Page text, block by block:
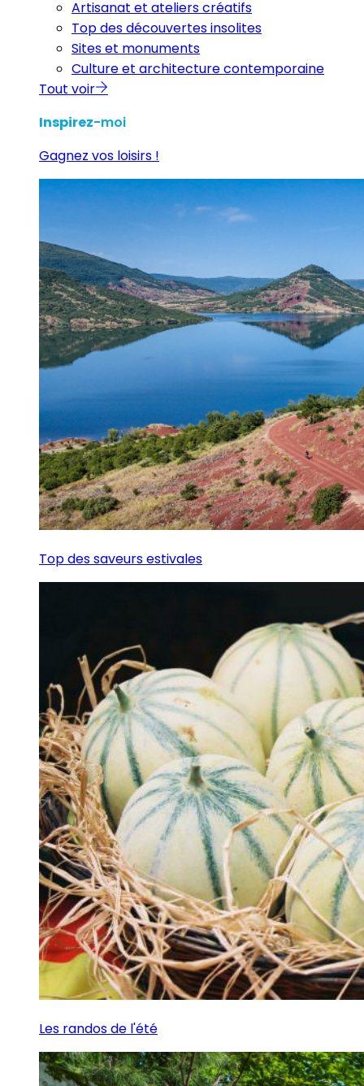
Artisanat et ateliers créatifs
Top des découvertes insolites
Sites et monuments
Culture et architecture contemporaine
Tout voir
Inspirez-moi
Gagnez vos loisirs !
Top des saveurs estivales
Les randos de l'été